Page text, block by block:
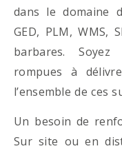
dans le domaine
GED, PLM, WMS,
barbares.
rompues à
l’ensemble de ces
Un besoin de
Sur site ou en